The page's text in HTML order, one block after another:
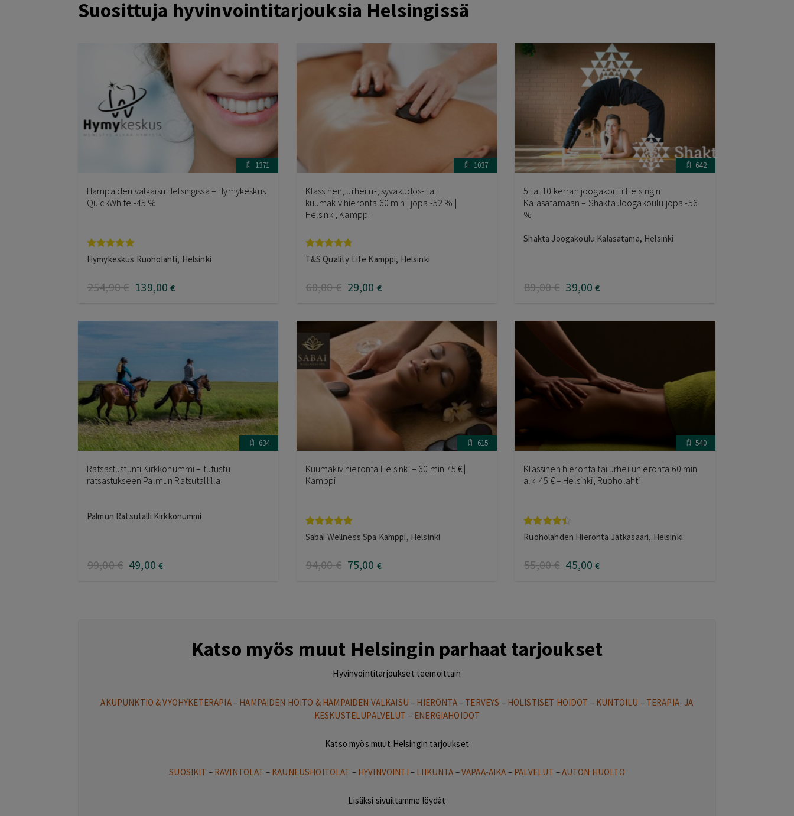
Suosittuja hyvinvointitarjouksia Helsingissä
1371
Hampaiden valkaisu Helsingissä – Hymykeskus
QuickWhite -45 %
Arvostelu
tuotteesta:
Hymykeskus Ruoholahti, Helsinki
254,90€ 139,00 €
1037
Klassinen, urheilu-, syväkudos- tai
kuumakivihieronta 60 min | jopa -52 % |
Helsinki, Kamppi
Arvostelu
tuotteesta:
T&S Quality Life Kamppi, Helsinki
60,00€ 29,00 €
642
5 tai 10 kerran joogakortti Helsingin
Kalasatamaan – Shakta Joogakoulu jopa -56
%
Shakta Joogakoulu Kalasatama, Helsinki
89,00€ 39,00 €
634
Ratsastustunti Kirkkonummi – tutustu
ratsastukseen Palmun Ratsutallilla
Palmun Ratsutalli Kirkkonummi
99,00€ 49,00 €
615
Kuumakivihieronta Helsinki – 60 min 75 € |
Kamppi
Arvostelu
tuotteesta:
Sabai Wellness Spa Kamppi, Helsinki
94,00€ 75,00 €
540
Klassinen hieronta tai urheiluhieronta 60 min
alk. 45 € – Helsinki, Ruoholahti
Arvostelu
tuotteesta:
Ruoholahden Hieronta Jätkäsaari, Helsinki
55,00€ 45,00 €
Katso myös muut Helsingin parhaat tarjoukset
Hyvinvointitarjoukset teemoittain
AKUPUNKTIO & VYÖHYKETERAPIA– HAMPAIDEN HOITO & HAMPAIDEN VALKAISU – HIERONTA– TERVEYS – HOLISTISET HOIDOT – KUNTOILU – TERAPIA- JA
KESKUSTELUPALVELUT – ENERGIAHOIDOT
Katso myös muut Helsingin tarjoukset
SUOSIKIT – RAVINTOLAT – KAUNEUSHOITOLAT – HYVINVOINTI – LIIKUNTA –VAPAA-AIKA – PALVELUT –AUTON HUOLTO
Lisäksi sivuiltamme löydät